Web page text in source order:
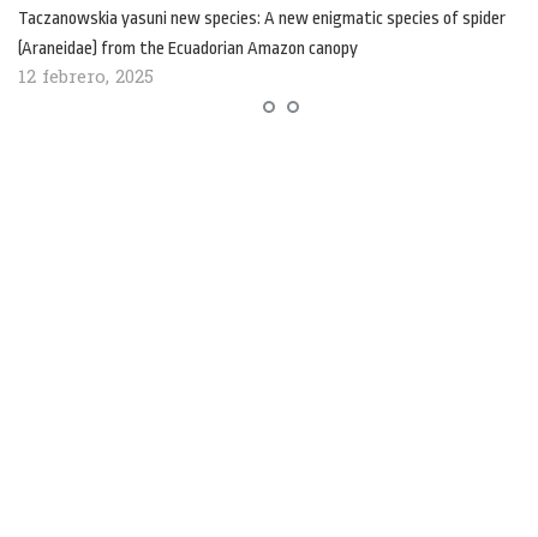
Taczanowskia yasuni new species: A new enigmatic species of spider
(Araneidae) from the Ecuadorian Amazon canopy
12 febrero, 2025